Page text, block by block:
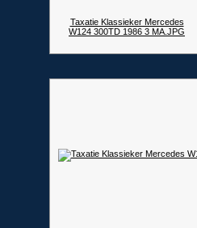
Taxatie Klassieker Mercedes
W124 300TD 1986 3 MA.JPG